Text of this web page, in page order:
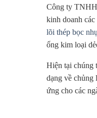
Công ty
kinh doanh các
lõi thép bọc
ống kim loại
Hiện tại chúng
dạng về chủng
ứng cho các